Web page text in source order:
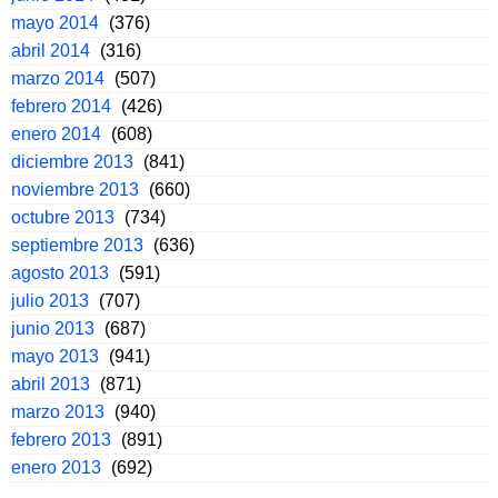
mayo 2014 (376)
abril 2014 (316)
marzo 2014 (507)
febrero 2014 (426)
enero 2014 (608)
diciembre 2013 (841)
noviembre 2013 (660)
octubre 2013 (734)
septiembre 2013 (636)
agosto 2013 (591)
julio 2013 (707)
junio 2013 (687)
mayo 2013 (941)
abril 2013 (871)
marzo 2013 (940)
febrero 2013 (891)
enero 2013 (692)